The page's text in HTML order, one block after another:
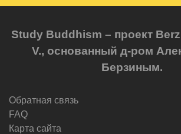
Study Buddhism – проект
V., основанный д-ром
Берзиным.
Обратная связь
FAQ
Карта сайта